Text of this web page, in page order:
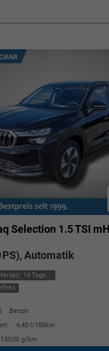
Selection 1.5 TSI
PS), Automatik
14 Tage
Benzin
6,40 l/100km
150,00 g/km